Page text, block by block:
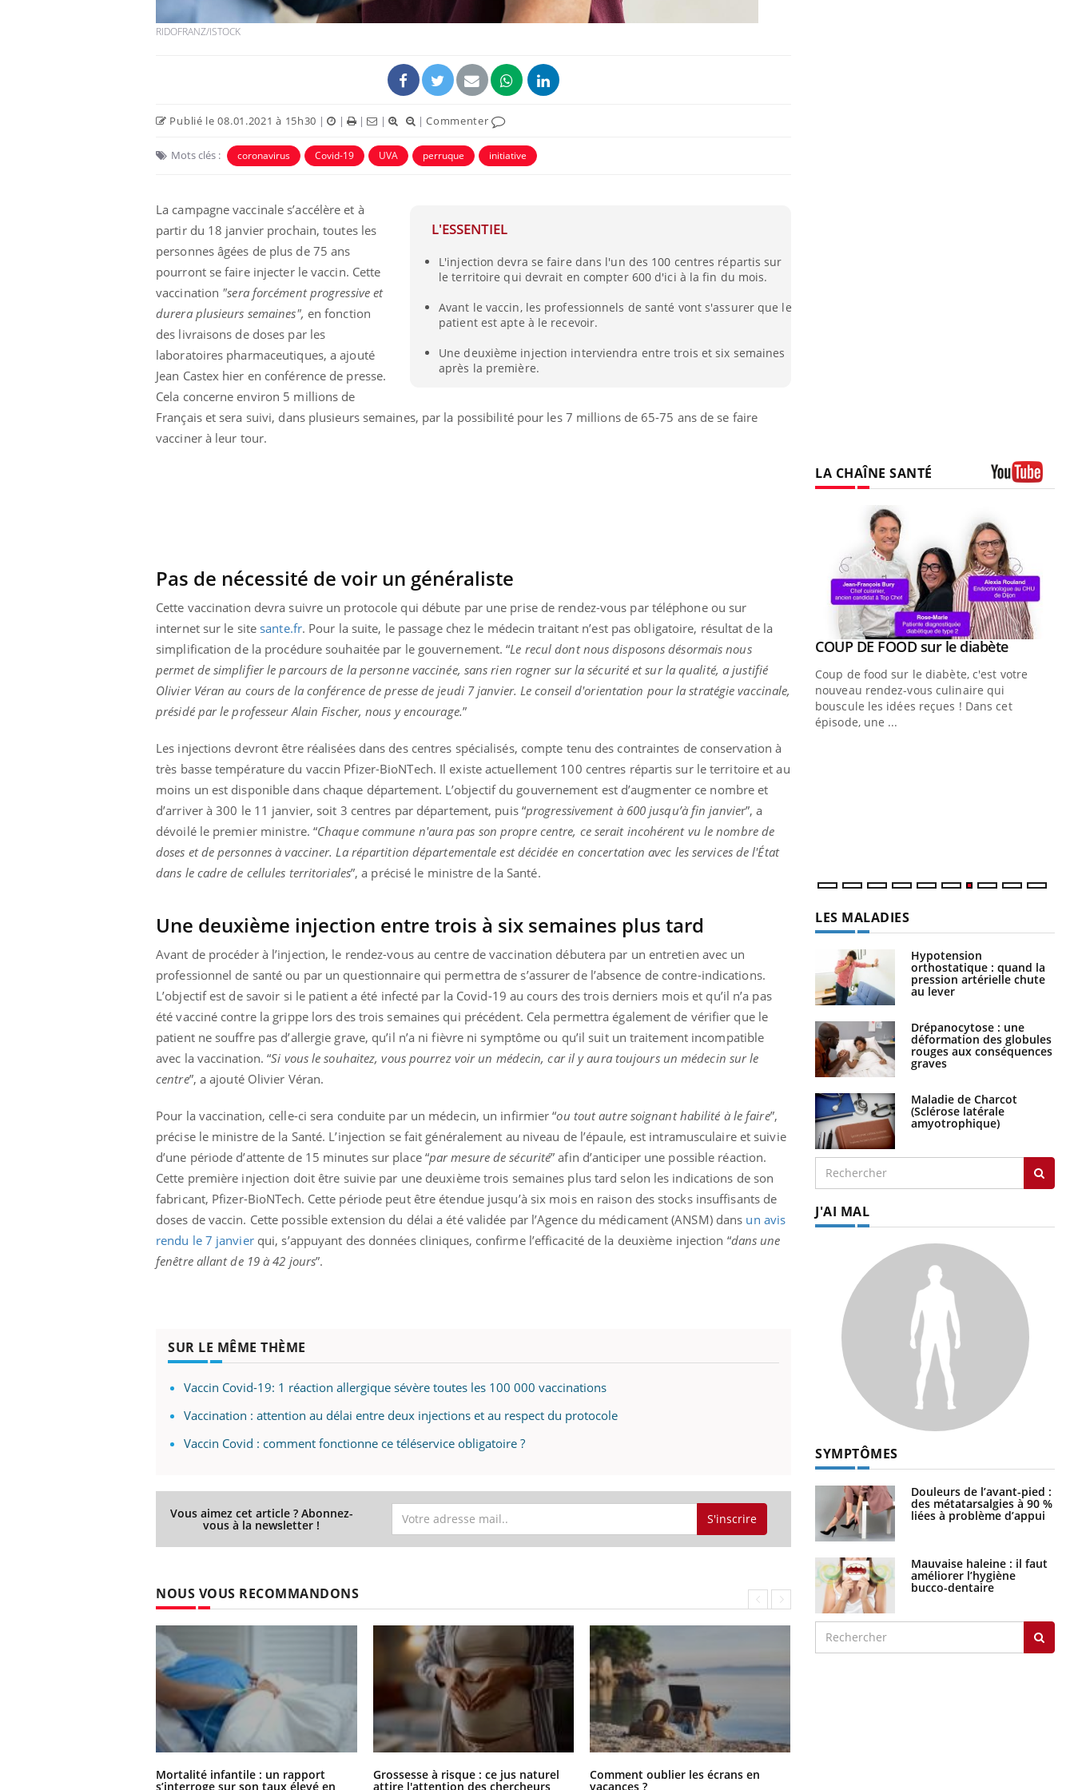
RIDOFRANZ/ISTOCK
Publié le 08.01.2021 à 15h30 | | | | |Commenter
Mots clés : coronavirus Covid-19 UVA perruque initiative
L'ESSENTIEL
L'injection devra se faire dans l'un des 100 centres répartis sur
le territoire qui devrait en compter 600 d'ici à la fin du mois.
Avant le vaccin, les professionnels de santé vont s'assurer que le
patient est apte à le recevoir.
Une deuxième injection interviendra entre trois et six semaines
après la première.
La campagne vaccinale s’accélère et à
partir du 18 janvier prochain, toutes les
personnes âgées de plus de 75 ans
pourront se faire injecter le vaccin. Cette
vaccination "sera forcément progressive et
durera plusieurs semaines", en fonction
des livraisons de doses par les
laboratoires pharmaceutiques, a ajouté
Jean Castex hier en conférence de presse.
Cela concerne environ 5 millions de
Français et sera suivi, dans plusieurs semaines, par la possibilité pour les 7 millions de 65-75 ans de se faire
vacciner à leur tour.
Pas de nécessité de voir un généraliste
Cette vaccination devra suivre un protocole qui débute par une prise de rendez-vous par téléphone ou sur
internet sur le site sante.fr. Pour la suite, le passage chez le médecin traitant n’est pas obligatoire, résultat de la
simplification de la procédure souhaitée par le gouvernement. “Le recul dont nous disposons désormais nous
permet de simplifier le parcours de la personne vaccinée, sans rien rogner sur la sécurité et sur la qualité, a justifié
Olivier Véran au cours de la conférence de presse de jeudi 7 janvier. Le conseil d'orientation pour la stratégie vaccinale,
présidé par le professeur Alain Fischer, nous y encourage.”
Les injections devront être réalisées dans des centres spécialisés, compte tenu des contraintes de conservation à
très basse température du vaccin Pfizer-BioNTech. Il existe actuellement 100 centres répartis sur le territoire et au
moins un est disponible dans chaque département. L’objectif du gouvernement est d’augmenter ce nombre et
d’arriver à 300 le 11 janvier, soit 3 centres par département, puis “progressivement à 600 jusqu’à fin janvier”, a
dévoilé le premier ministre. “Chaque commune n'aura pas son propre centre, ce serait incohérent vu le nombre de
doses et de personnes à vacciner. La répartition départementale est décidée en concertation avec les services de l'État
dans le cadre de cellules territoriales”, a précisé le ministre de la Santé.
Une deuxième injection entre trois à six semaines plus tard
Avant de procéder à l’injection, le rendez-vous au centre de vaccination débutera par un entretien avec un
professionnel de santé ou par un questionnaire qui permettra de s’assurer de l’absence de contre-indications.
L’objectif est de savoir si le patient a été infecté par la Covid-19 au cours des trois derniers mois et qu’il n’a pas
été vacciné contre la grippe lors des trois semaines qui précédent. Cela permettra également de vérifier que le
patient ne souffre pas d’allergie grave, qu’il n’a ni fièvre ni symptôme ou qu’il suit un traitement incompatible
avec la vaccination. “Si vous le souhaitez, vous pourrez voir un médecin, car il y aura toujours un médecin sur le
centre”, a ajouté Olivier Véran.
Pour la vaccination, celle-ci sera conduite par un médecin, un infirmier “ou tout autre soignant habilité à le faire”,
précise le ministre de la Santé. L’injection se fait généralement au niveau de l’épaule, est intramusculaire et suivie
d’une période d’attente de 15 minutes sur place “par mesure de sécurité” afin d’anticiper une possible réaction.
Cette première injection doit être suivie par une deuxième trois semaines plus tard selon les indications de son
fabricant, Pfizer-BioNTech. Cette période peut être étendue jusqu’à six mois en raison des stocks insuffisants de
doses de vaccin. Cette possible extension du délai a été validée par l’Agence du médicament (ANSM) dans un avis
rendu le 7 janvierqui, s’appuyant des données cliniques, confirme l’efficacité de la deuxième injection “dans une
fenêtre allant de 19 à 42 jours”.
SUR LE MÊME THÈME
Vaccin Covid-19: 1 réaction allergique sévère toutes les 100 000 vaccinations
Vaccination : attention au délai entre deux injections et au respect du protocole
Vaccin Covid : comment fonctionne ce téléservice obligatoire ?
Vous aimez cet article ? Abonnez-
vous à la newsletter ! S'inscrire
NOUS VOUS RECOMMANDONS
Mortalité infantile : un rapport
s’interroge sur son taux élevé en
Grossesse à risque : ce jus naturel
attire l'attention des chercheurs
Comment oublier les écrans en
vacances ?
LA CHAÎNE SANTÉ
Diabète & Ramadan 2026Youtube
Le Ramadan approche, et, pour de
nombreuses personnes atteintes de
diabète, c'est une période de questions, de
défis, mais ...
Youtube
Un « jumeau numérique » pour
faciliter l’accès à la médecine
préventiveYoutube
Un établissement lié à un groupe
mutualiste innove en matière de bilan de
numérique » permet ...
Youtube
COUP DE FOOD sur le diabèteYoutube
Coup de food sur le diabète, c'est votre
nouveau rendez-vous culinaire qui
bouscule les idées reçues ! Dans cet
épisode, une ...
LES MALADIES
Hypotension
orthostatique : quand la
pression artérielle chute
au lever
Drépanocytose : une
déformation des globules
rouges aux conséquences
graves
Maladie de Charcot
(Sclérose latérale
amyotrophique)
J'AI MAL
SYMPTÔMES
Douleurs de l’avant-pied :
des métatarsalgies à 90 %
liées à problème d’appui
Mauvaise haleine : il faut
améliorer l’hygiène
bucco-dentaire